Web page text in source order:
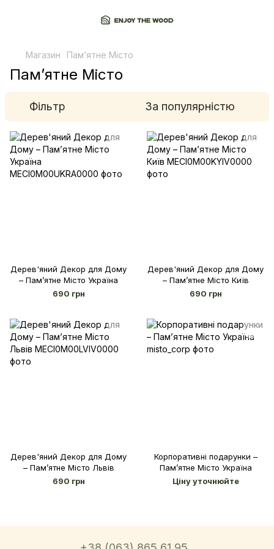
Магазин Памʼятне Місто
Памʼятне Місто
Фільтр За популярністю
Дерев'яний Декор для Дому
– Памʼятне Місто Україна
690 грн
Дерев'яний Декор для Дому
– Памʼятне Місто Київ
690 грн
Дерев'яний Декор для Дому
– Памʼятне Місто Львів
690 грн
Корпоративні подарунки –
Памʼятне Місто Україна
Ціну уточнюйте